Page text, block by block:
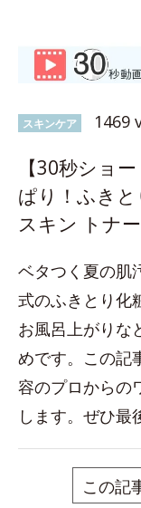
スキンケア 1469
【30秒ショ
ぱり！ふき
スキン トナ
ベタつく夏の肌
式のふきとり化
お風呂上がりな
めです。この記
容のプロからの
します。ぜひ最
この記